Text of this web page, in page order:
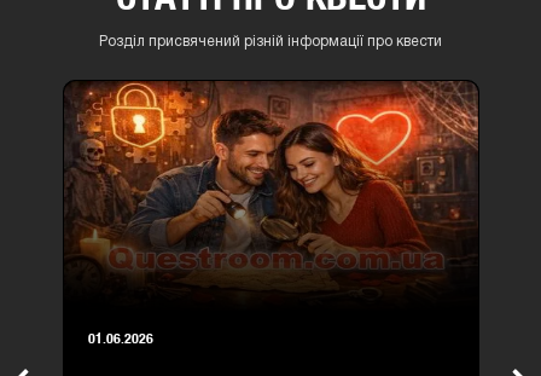
Розділ присвячений різній інформації про квести
01.06.2026